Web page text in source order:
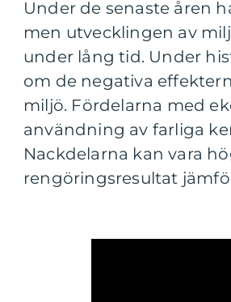
Under de senaste åren
men utvecklingen av
under lång tid. Under
om de negativa
miljö. Fördelarna med
användning av farliga
Nackdelarna kan vara
rengöringsresultat